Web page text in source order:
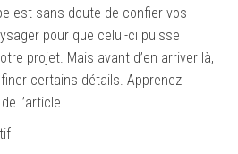
est sans doute de confier vos
pour que celui-ci puisse
projet. Mais avant d’en arriver là,
certains détails. Apprenez
l’article.